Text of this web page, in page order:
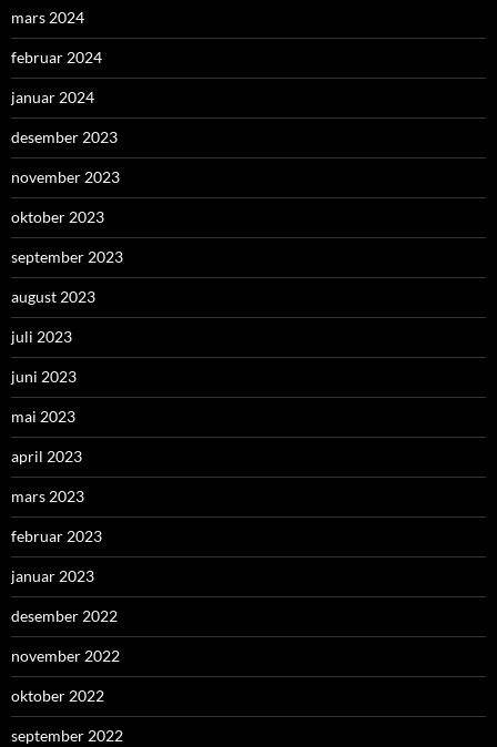
mars 2024
februar 2024
januar 2024
desember 2023
november 2023
oktober 2023
september 2023
august 2023
juli 2023
juni 2023
mai 2023
april 2023
mars 2023
februar 2023
januar 2023
desember 2022
november 2022
oktober 2022
september 2022